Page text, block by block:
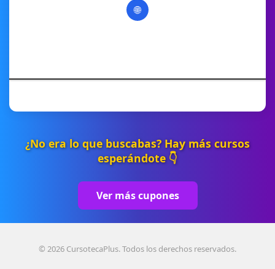
🌐
¿No era lo que buscabas? Hay más cursos
esperándote 👇
Ver más cupones
© 2026 CursotecaPlus. Todos los derechos reservados.